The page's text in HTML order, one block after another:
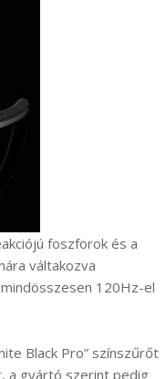
foszforok és a
váltakozva
120Hz-el
Black Pro” színszűrőt
a gyártó szerint pedig